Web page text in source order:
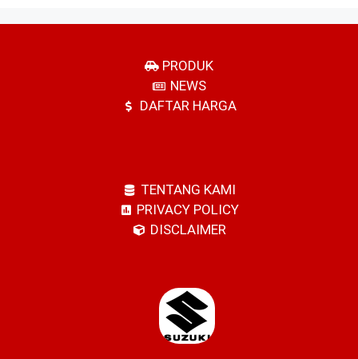
PRODUK
NEWS
DAFTAR HARGA
TENTANG KAMI
PRIVACY POLICY
DISCLAIMER